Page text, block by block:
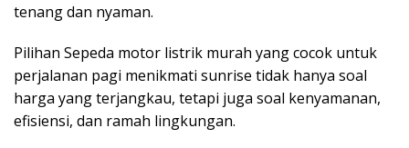
tenang dan nyaman.
Pilihan Sepeda motor listrik murah yang cocok untuk
perjalanan pagi menikmati sunrise tidak hanya soal
harga yang terjangkau, tetapi juga soal kenyamanan,
efisiensi, dan ramah lingkungan.